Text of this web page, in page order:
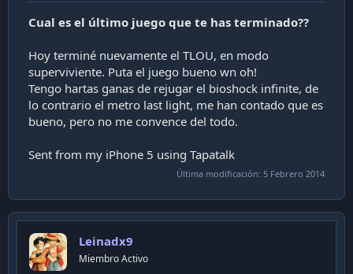
Cual es el último juego que te has terminado??
Hoy terminé nuevamente el TLOU, en modo
superviviente. Puta el juego bueno wn oh!
Tengo hartas ganas de rejugar el bioshock infinite, de
lo contrario el metro last light, me han contado que es
bueno, pero no me convence del todo.
Sent from my iPhone 5 using Tapatalk
Última modificación: 5 Febrero 2014
Leinadx9
Miembro Activo